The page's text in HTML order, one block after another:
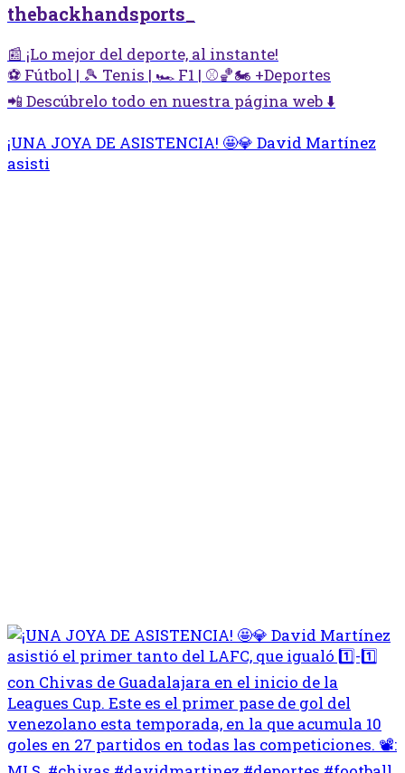
thebackhandsports_
📰 ¡Lo mejor del deporte, al instante!
⚽ Fútbol | 🎾 Tenis | 🏎️ F1 | ⚾🏀🏍️ +Deportes
📲 Descúbrelo todo en nuestra página web ⬇️
¡UNA JOYA DE ASISTENCIA! 🤩💎 David Martínez
asisti